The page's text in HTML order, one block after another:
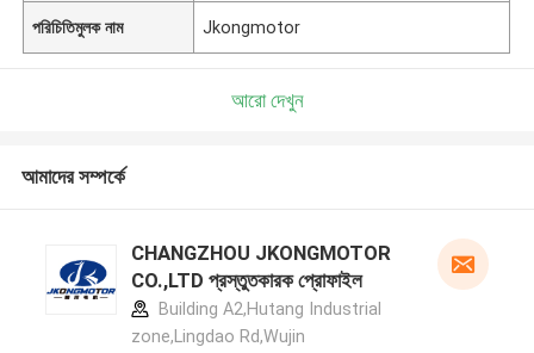
পরিচিতিমুলক নাম Jkongmotor
আরো দেখুন
আমাদের সম্পর্কে
CHANGZHOU JKONGMOTOR
CO.,LTD প্রস্তুতকারক প্রোফাইল
Building A2,Hutang Industrial
zone,Lingdao Rd,Wujin